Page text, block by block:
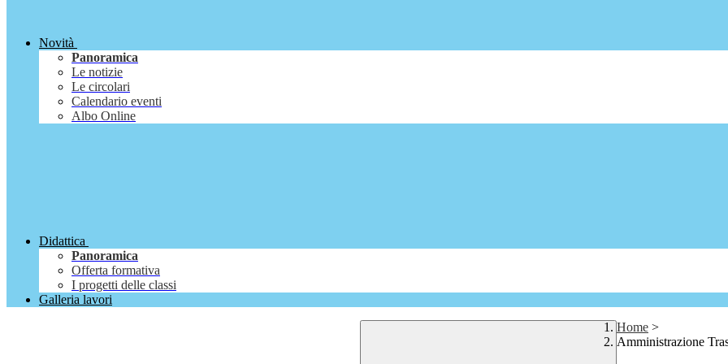
Novità
Panoramica
Le notizie
Le circolari
Calendario eventi
Albo Online
Didattica
Panoramica
Offerta formativa
I progetti delle classi
Galleria lavori
Home >
Amministrazione